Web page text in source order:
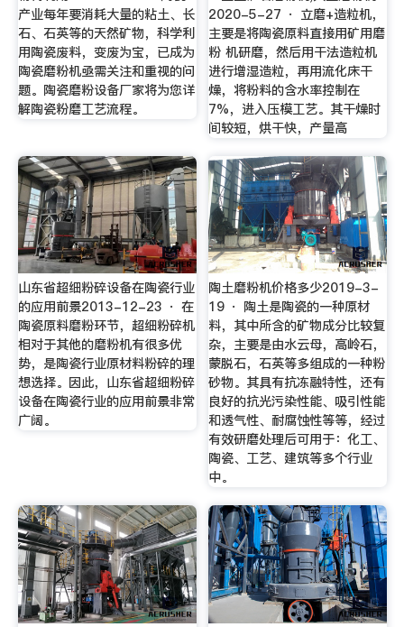
产业每年要消耗大量的粘土、长
石、石英等的天然矿物，科学利
用陶瓷废料，变废为宝，已成为
陶瓷磨粉机亟需关注和重视的问
题。陶瓷磨粉设备厂家将为您详
解陶瓷粉磨工艺流程。
2020-5-27 · 立磨+造粒机，
主要是将陶瓷原料直接用矿用磨
粉 机研磨，然后用干法造粒机
进行增湿造粒，再用流化床干
燥，将粉料的含水率控制在
7%，进入压模工艺。其干燥时
间较短，烘干快，产量高
山东省超细粉碎设备在陶瓷行业
的应用前景2013-12-23 · 在
陶瓷原料磨粉环节，超细粉碎机
相对于其他的磨粉机有很多优
势，是陶瓷行业原材料粉碎的理
想选择。因此，山东省超细粉碎
设备在陶瓷行业的应用前景非常
广阔。
陶土磨粉机价格多少2019-3-
19 · 陶土是陶瓷的一种原材
料，其中所含的矿物成分比较复
杂，主要是由水云母，高岭石，
蒙脱石，石英等多组成的一种粉
砂物。其具有抗冻融特性，还有
良好的抗光污染性能、吸引性能
和透气性、耐腐蚀性等等，经过
有效研磨处理后可用于：化工、
陶瓷、工艺、建筑等多个行业
中。